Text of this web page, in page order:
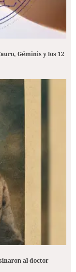
Géminis y los 12
al doctor